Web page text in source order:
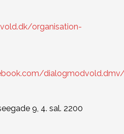
organisation-
9, 4. sal. 2200